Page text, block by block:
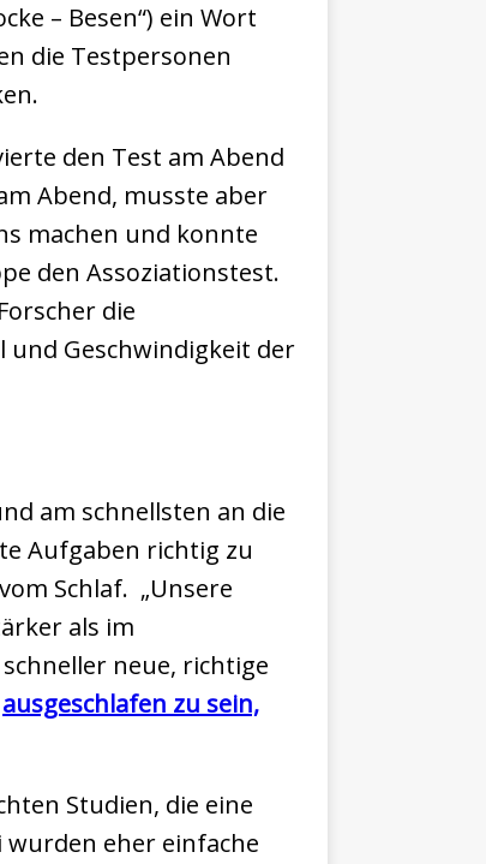
– Besen“) ein Wort
die Testpersonen
den Test am Abend
Abend, musste aber
machen und konnte
den Assoziationstest.
die
und Geschwindigkeit der
am schnellsten an die
Aufgaben richtig zu
Schlaf. „Unsere
als im
neue, richtige
ausgeschlafen zu sein,
Studien, die eine
eher einfache